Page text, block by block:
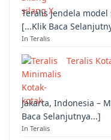
Teralis jendela
[...Klik Baca
In Teralis
Teralis
Jakarta, Indonesia –
Baca Selanjutnya...]
In Teralis